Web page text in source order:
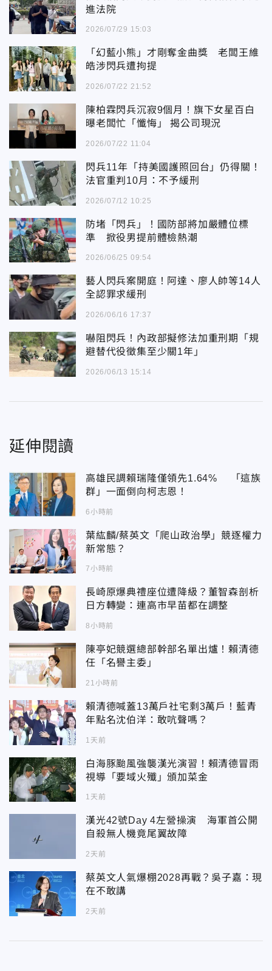
進法院
2026/07/29 15:03
「幻藍小熊」才剛奪金曲獎 老闆王維
皓涉閃兵遭拘提
2026/07/22 21:52
陳柏霖閃兵沉寂9個月！旗下女星百白
曝老闆忙「懺悔」 揭公司現況
2026/07/22 11:04
閃兵11年「持美國護照回台」仍得關！
法官重判10月：不予緩刑
2026/07/12 10:25
防堵「閃兵」！國防部將加嚴體位標
準 掀役男提前體檢熱潮
2026/06/25 09:54
藝人閃兵案開庭！阿達、廖人帥等14人
全認罪求緩刑
2026/06/16 17:37
嚇阻閃兵！內政部擬修法加重刑期「規
避替代役徵集至少關1年」
2026/06/13 15:14
延伸閱讀
高雄民調賴瑞隆僅領先1.64% 「這族
群」一面倒向柯志恩！
6小時前
葉紘麟/蔡英文「爬山政治學」競逐權力
新常態？
7小時前
長崎原爆典禮座位遭降級？董智森剖析
日方轉變：連高市早苗都在調整
8小時前
陳亭妃競選總部幹部名單出爐！賴清德
任「名譽主委」
21小時前
賴清德喊蓋13萬戶社宅剩3萬戶！藍青
年點名沈伯洋：敢吭聲嗎？
1天前
白海豚颱風強襲漢光演習！賴清德冒雨
視導「要域火殲」頒加菜金
1天前
漢光42號Day 4左營操演 海軍首公開
自殺無人機竟尾翼故障
2天前
蔡英文人氣爆棚2028再戰？吳子嘉：現
在不敢講
2天前